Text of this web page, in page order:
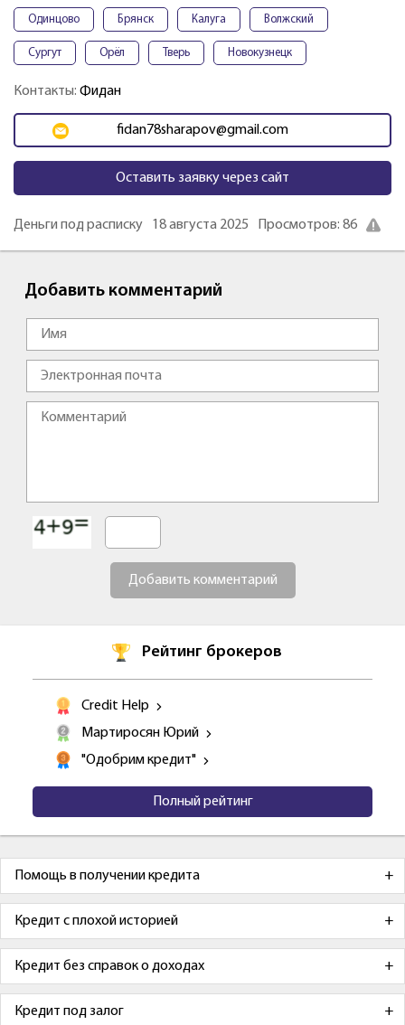
Одинцово Брянск Калуга Волжский
Сургут Орёл Тверь Новокузнецк
Контакты: Фидан
fidan78sharapov@gmail.com
Оставить заявку через сайт
Деньги под расписку 18 августа 2025 Просмотров: 86
Добавить комментарий
Добавить комментарий
Рейтинг брокеров
Credit Help
Мартиросян Юрий
"Одобрим кредит"
Полный рейтинг
Помощь в получении кредита
Кредит с плохой историей
Кредит без справок о доходах
Кредит под залог